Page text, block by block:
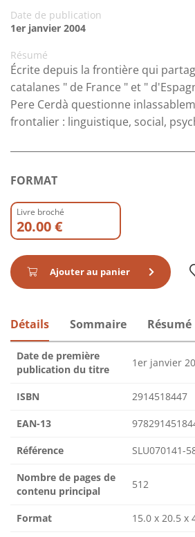
Date de publication
1er janvier 2004
Résumé
Écrite depuis la frontière qui
catalanes " de France " et "
Pere Cerdà questionne
frontalier : linguistique, social,
FORMAT
Livre broché
20.00 €
Ajouter au panier
Détails Sommaire Résumé
Date de première
publication du titre
1er janvier
ISBN 2914518447
EAN-13
Référence SLU070141-
Nombre de pages de
contenu principal
512
Format 15.0 x 20.5 x